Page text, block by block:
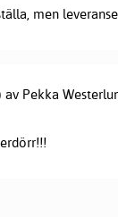
men
av Pekka